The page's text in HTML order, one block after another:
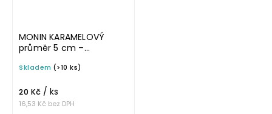
MONIN KARAMELOVÝ
průměr 5 cm –
písmu, omyvatelná
potravinové láhve
Skladem (>10 ks)
16,53 Kč bez DPH
20 Kč / ks